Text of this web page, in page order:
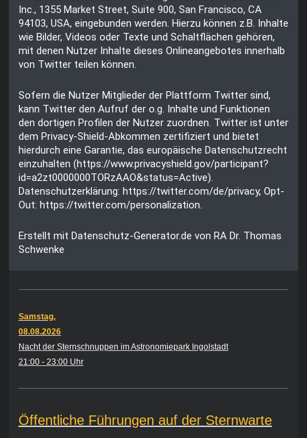
Inc., 1355 Market Street, Suite 900, San Francisco, CA
94103, USA, eingebunden werden. Hierzu können z.B. Inhalte
wie Bilder, Videos oder Texte und Schaltflächen gehören,
mit denen Nutzer Inhalte dieses Onlineangebotes innerhalb
von Twitter teilen können.
Sofern die Nutzer Mitglieder der Plattform Twitter sind,
kann Twitter den Aufruf der o.g. Inhalte und Funktionen
den dortigen Profilen der Nutzer zuordnen. Twitter ist unter
dem Privacy-Shield-Abkommen zertifiziert und bietet
hierdurch eine Garantie, das europäische Datenschutzrecht
einzuhalten (https://www.privacyshield.gov/participant?
id=a2zt0000000TORzAAO&status=Active).
Datenschutzerklärung: https://twitter.com/de/privacy, Opt-
Out: https://twitter.com/personalization.
Erstellt mit Datenschutz-Generator.de von RA Dr. Thomas
Schwenke
Samstag,
08.08.2026
Nacht der Sternschnuppen im Astronomiepark Ingolstadt
21:00 - 23:00 Uhr
Öffentliche Führungen auf der Sternwarte